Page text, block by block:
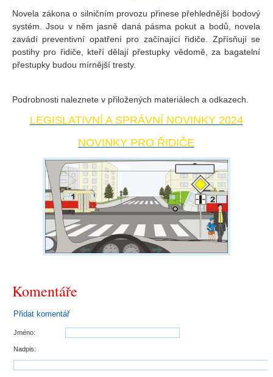
Novela zákona o silničním provozu přinese přehlednější bodový
systém. Jsou v něm jasně daná pásma pokut a bodů, novela
zavádí preventivní opatření pro začínající řidiče. Zpřísňují se
postihy pro řidiče, kteří dělají přestupky vědomě, za bagatelní
přestupky budou mírnější tresty.
Podrobnosti naleznete v přiložených materiálech a odkazech.
LEGISLATIVNÍ A SPRÁVNÍ NOVINKY 2024
NOVINKY PRO ŘIDIČE
Komentáře
Přidat komentář
Jméno:
Nadpis: